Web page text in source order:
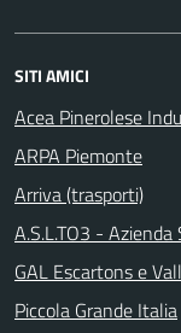
SITI AMICI
Acea Pinerolese
ARPA Piemonte
Arriva (trasporti)
A.S.L.TO3 -
GAL Escartons e
Piccola Grande Italia